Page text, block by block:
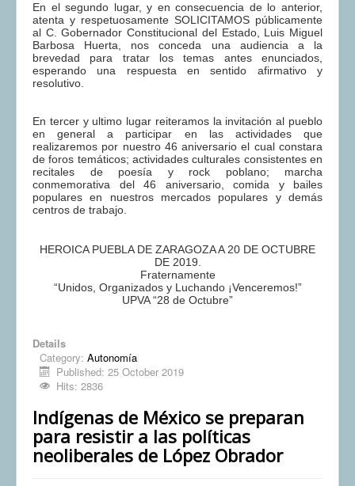
En el segundo lugar, y en consecuencia de lo anterior,
atenta y respetuosamente SOLICITAMOS públicamente
al C. Gobernador Constitucional del Estado, Luis Miguel
Barbosa Huerta, nos conceda una audiencia a la
brevedad para tratar los temas antes enunciados,
esperando una respuesta en sentido afirmativo y
resolutivo.
En tercer y ultimo lugar reiteramos la invitación al pueblo
en general a participar en las actividades que
realizaremos por nuestro 46 aniversario el cual constara
de foros temáticos; actividades culturales consistentes en
recitales de poesía y rock poblano; marcha
conmemorativa del 46 aniversario, comida y bailes
populares en nuestros mercados populares y demás
centros de trabajo.
HEROICA PUEBLA DE ZARAGOZA A 20 DE OCTUBRE
DE 2019.
Fraternamente
“Unidos, Organizados y Luchando ¡Venceremos!”
UPVA “28 de Octubre”
Details
Category: Autonomía
Published: 25 October 2019
Hits: 2836
Indígenas de México se preparan
para resistir a las políticas
neoliberales de López Obrador